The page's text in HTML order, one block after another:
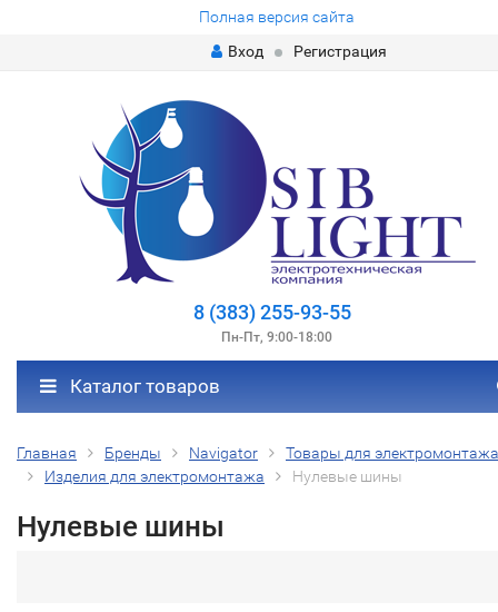
Полная версия сайта
Вход
Регистрация
8 (383) 255-93-55
Пн-Пт, 9:00-18:00
Каталог товаров
Главная Бренды Navigator
Товары для электромонтажа
Изделия для электромонтажа
Нулевые шины
Нулевые шины